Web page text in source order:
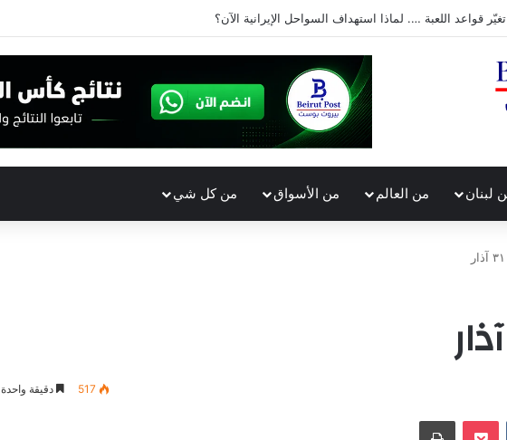
قواعد اللعبة …. لماذا استهداف السواحل الإيرانية الآن؟
لبنان من العالم من الأسواق من كل شي
517 دقيقة واحدة
‫Pocket طباعة